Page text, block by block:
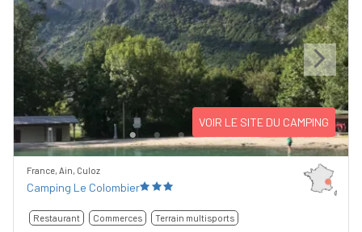
Previous Next
VOIR LE SITE DU CAMPING
France, Ain, Culoz
Camping Le Colombier
Restaurant Commerces Terrain multisports